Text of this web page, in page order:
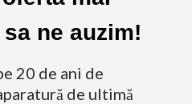
ne auzim!
20 de ani de
de ultimă